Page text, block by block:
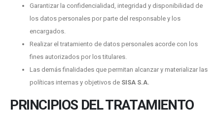
Garantizar la confidencialidad, integridad y disponibilidad de
los datos personales por parte del responsable y los
encargados.
Realizar el tratamiento de datos personales acorde con los
fines autorizados por los titulares.
Las demás finalidades que permitan alcanzar y materializar las
políticas internas y objetivos de SISA S.A.
PRINCIPIOS DEL TRATAMIENTO